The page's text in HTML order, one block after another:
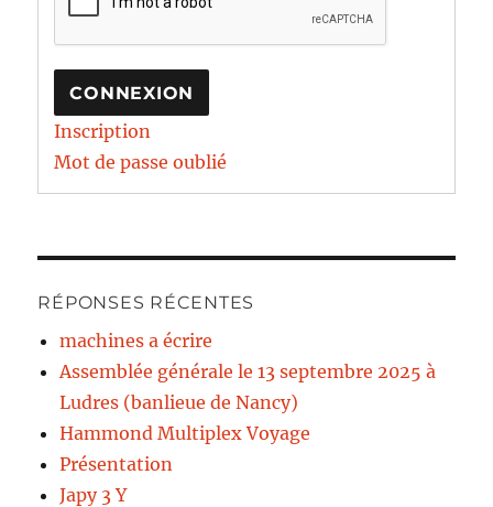
CONNEXION
Inscription
Mot de passe oublié
RÉPONSES RÉCENTES
machines a écrire
Assemblée générale le 13 septembre 2025 à
Ludres (banlieue de Nancy)
Hammond Multiplex Voyage
Présentation
Japy 3 Y